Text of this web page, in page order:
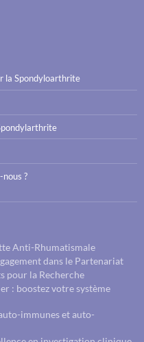
la Spondyloarthrite
?
Anti-Rhumatismale
dans le Partenariat
pour la Recherche
: boostez votre système
immunes et auto-